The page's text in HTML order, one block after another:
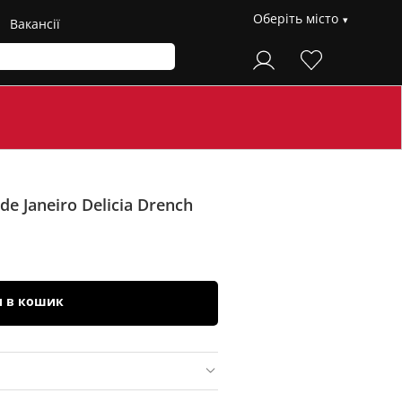
Вакансії Оберіть місто
Janeiro Delicia Drench
в кошик